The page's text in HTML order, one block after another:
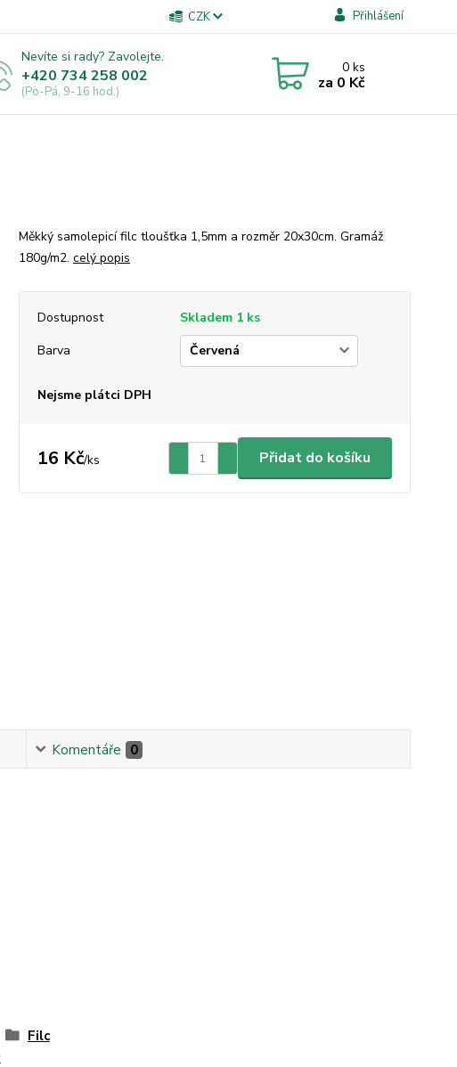
CZK Přihlášení
Nevíte si rady? Zavolejte.
+420 734 258 002
(Po-Pá, 9-16 hod.)
0ks
za 0 Kč
Měkký samolepicí filc tloušťka 1,5mm a rozměr 20x30cm. Gramáž
180g/m2. celý popis
Dostupnost
Skladem 1 ks
Barva
Nejsme plátci DPH
16 Kč/ks Přidat do košíku
Komentáře 0
Filc